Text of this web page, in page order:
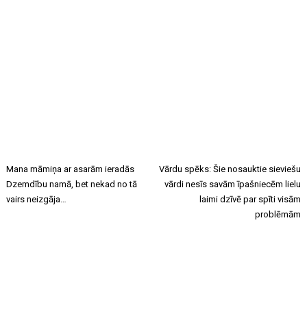
Mana māmiņa ar asarām ieradās
Dzemdību namā, bet nekad no tā
vairs neizgāja…
Vārdu spēks: Šie nosauktie sieviešu
vārdi nesīs savām īpašniecēm lielu
laimi dzīvē par spīti visām
problēmām